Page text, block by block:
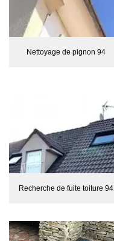
Nettoyage de pignon 94
Recherche de fuite toiture 94